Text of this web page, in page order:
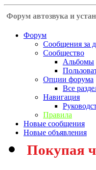
Форум автозвука и
Форум
Сообщения за
Сообщество
Альбомы
Опции форума
Все
Навигация
Правила
Новые сообщения
Новые объявления
Покупая